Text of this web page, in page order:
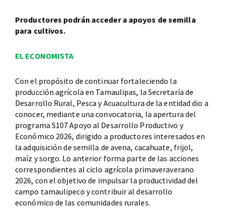
Productores podrán acceder a apoyos de semilla
para cultivos.
EL ECONOMISTA
Con el propósito de continuar fortaleciendo la
producción agrícola en Tamaulipas, la Secretaría de
Desarrollo Rural, Pesca y Acuacultura de la entidad dio a
conocer, mediante una convocatoria, la apertura del
programa S107 Apoyo al Desarrollo Productivo y
Económico 2026, dirigido a productores interesados en
la adquisición de semilla de avena, cacahuate, frijol,
maíz y sorgo. Lo anterior forma parte de las acciones
correspondientes al ciclo agrícola primaveraverano
2026, con el objetivo de impulsar la productividad del
campo tamaulipeco y contribuir al desarrollo
económico de las comunidades rurales.